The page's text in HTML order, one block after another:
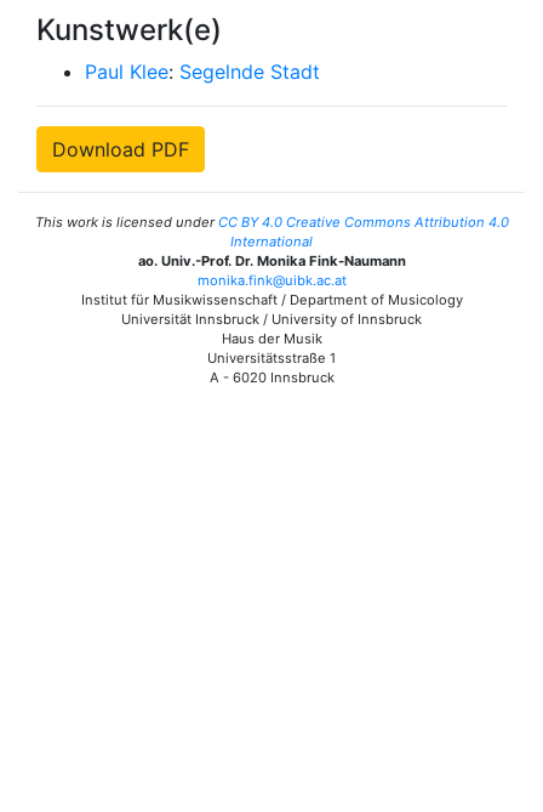
Kunstwerk(e)
Paul Klee: Segelnde Stadt
Download PDF
This work is licensed underCC BY 4.0 Creative Commons Attribution 4.0
International
ao. Univ.-Prof. Dr. Monika Fink-Naumann
monika.fink@uibk.ac.at
Institut für Musikwissenschaft / Department of Musicology
Universität Innsbruck / University of Innsbruck
Haus der Musik
Universitätsstraße 1
A - 6020 Innsbruck